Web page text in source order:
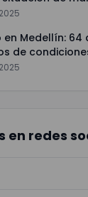
Medellín: 64
de
en redes